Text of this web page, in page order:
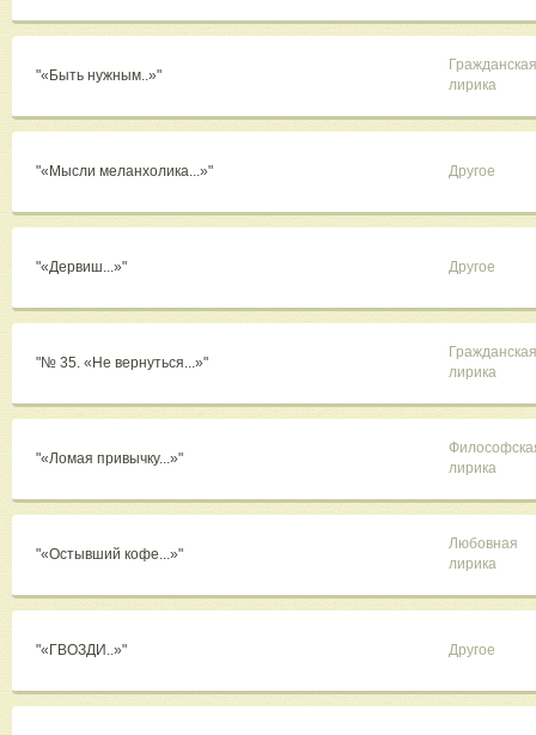
"«Быть нужным..»"
Гражданская
лирика
"«Мысли меланхолика...»" Другое
"«Дервиш...»" Другое
"№ 35. «Не вернуться...»"
Гражданская
лирика
"«Ломая привычку...»"
лирика
"«Остывший кофе...»"
Любовная
лирика
"«ГВОЗДИ..»" Другое